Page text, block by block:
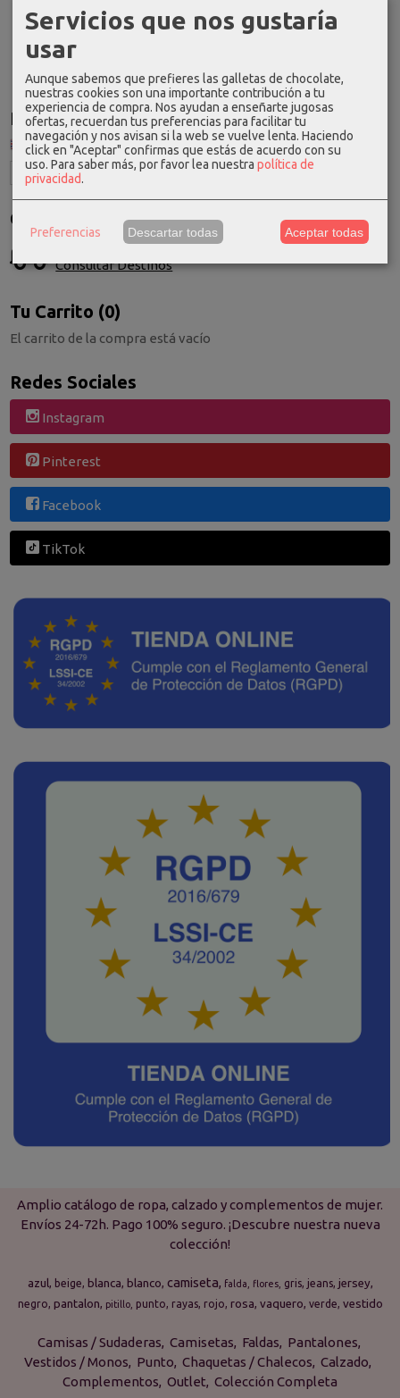
Idioma
Costes de Envío
Consultar Destinos
Tu Carrito (0)
El carrito de la compra está vacío
Redes Sociales
Instagram
Pinterest
Facebook
TikTok
Amplio catálogo de ropa, calzado y complementos de mujer.
Envíos 24-72h. Pago 100% seguro. ¡Descubre nuestra nueva
colección!
azul beige blanca blanco camiseta falda flores gris jeans jersey
negro pantalon pitillo punto rayas rojo rosa vaquero verde vestido
Camisas / Sudaderas Camisetas Faldas
Pantalones
Vestidos / Monos
Punto Chaquetas / Chalecos Calzado
Complementos Outlet Colección Completa
Servicios que nos gustaría
usar
Aunque sabemos que prefieres las galletas de chocolate,
nuestras cookies son una importante contribución a tu
experiencia de compra. Nos ayudan a enseñarte jugosas
ofertas, recuerdan tus preferencias para facilitar tu
navegación y nos avisan si la web se vuelve lenta. Haciendo
click en "Aceptar" confirmas que estás de acuerdo con su
uso. Para saber más, por favor lea nuestra política de
privacidad.
Preferencias Descartar todas Aceptar todas